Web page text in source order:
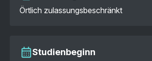
Örtlich zulassungsbeschränkt
Studienbeginn